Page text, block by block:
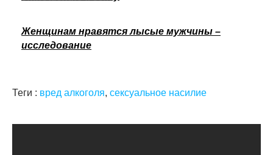
Женщинам нравятся лысые мужчины –
исследование
Теги : вред алкоголя, сексуальное насилие